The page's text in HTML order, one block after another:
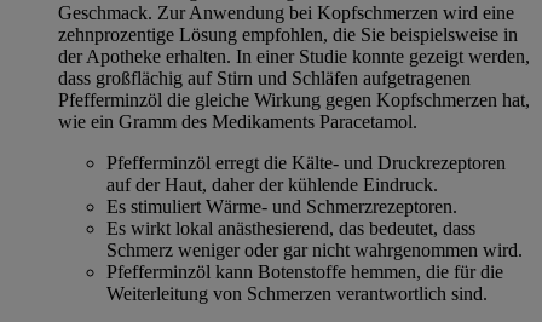
Geschmack. Zur Anwendung bei Kopfschmerzen wird eine
zehnprozentige Lösung empfohlen, die Sie beispielsweise in
der Apotheke erhalten. In einer Studie konnte gezeigt werden,
dass großflächig auf Stirn und Schläfen aufgetragenen
Pfefferminzöl die gleiche Wirkung gegen Kopfschmerzen hat,
wie ein Gramm des Medikaments Paracetamol.
Pfefferminzöl erregt die Kälte- und Druckrezeptoren
auf der Haut, daher der kühlende Eindruck.
Es stimuliert Wärme- und Schmerzrezeptoren.
Es wirkt lokal anästhesierend, das bedeutet, dass
Schmerz weniger oder gar nicht wahrgenommen wird.
Pfefferminzöl kann Botenstoffe hemmen, die für die
Weiterleitung von Schmerzen verantwortlich sind.